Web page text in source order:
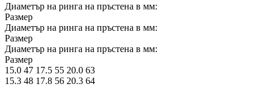
Диаметър на ринга на пръстена в мм:
Размер
Диаметър на ринга на пръстена в мм:
Размер
Диаметър на ринга на пръстена в мм:
Размер
15.0 47 17.5 55 20.0 63
15.3 48 17.8 56 20.3 64